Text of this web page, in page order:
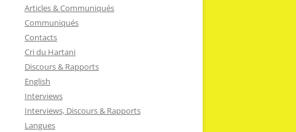
Articles & Communiqués
Communiqués
Contacts
Cri du Hartani
Discours & Rapports
English
Interviews
Interviews, Discours & Rapports
Langues